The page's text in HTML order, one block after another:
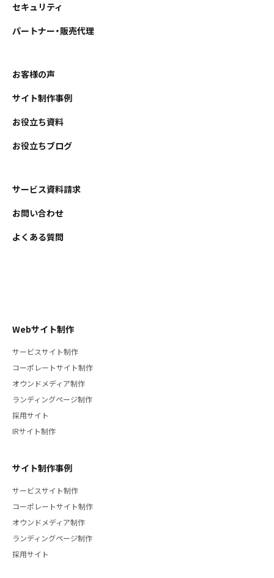
セキュリティ
パートナー・販売代理
お客様の声
サイト制作事例
お役立ち資料
お役立ちブログ
サービス資料請求
お問い合わせ
よくある質問
Webサイト制作
サービスサイト制作
コーポレートサイト制作
オウンドメディア制作
ランディングページ制作
採用サイト
IRサイト制作
サイト制作事例
サービスサイト制作
コーポレートサイト制作
オウンドメディア制作
ランディングページ制作
採用サイト